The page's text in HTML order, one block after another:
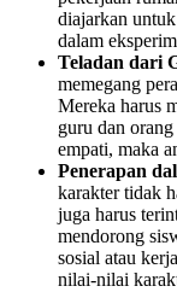
diajarkan
dalam
Teladan dari
memegang
Mereka harus
guru dan
empati, maka
Penerapan
karakter tidak
juga harus
mendorong
sosial atau
nilai-nilai